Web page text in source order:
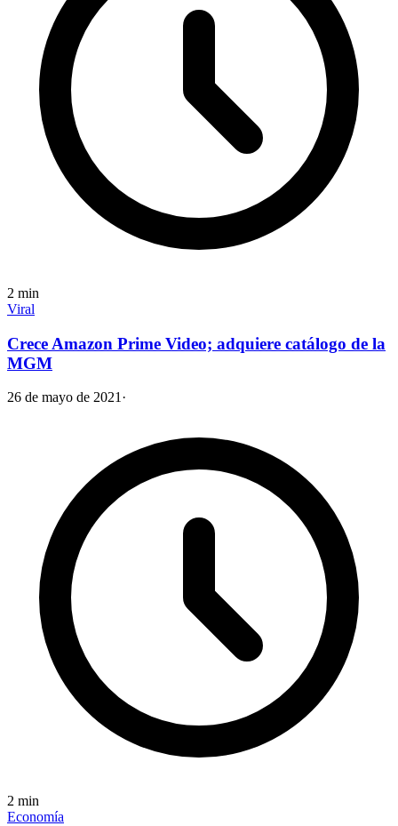
2 min
Viral
Crece Amazon Prime Video; adquiere catálogo de la
MGM
26 de mayo de 2021·
2 min
Economía